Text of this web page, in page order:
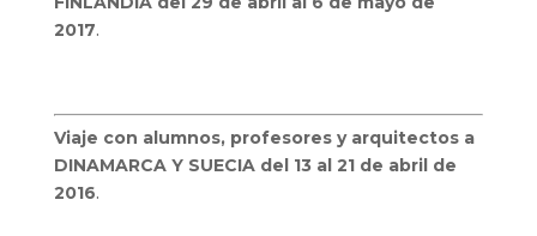
2017.
Viaje con alumnos, profesores y arquitectos a
DINAMARCA Y SUECIA del 13 al 21 de abril de
2016.